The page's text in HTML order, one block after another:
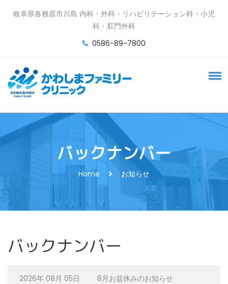
岐阜県各務原市川島 内科・外科・リハビリテーション科・小児
科・肛門外科
0586-89-7800
バックナンバー
Home お知らせ
バックナンバー
2026年 08月 05日 8月お盆休みのお知らせ